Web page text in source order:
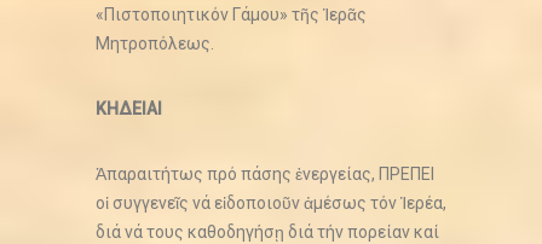
«Πιστοποιητικόν Γάμου» τῆς Ἱερᾶς
Μητροπόλεως.
ΚΗΔΕΙΑΙ
Ἀπαραιτήτως πρό πάσης ἐνεργείας, ΠΡΕΠΕΙ
οἱ συγγενεῖς νά εἰδοποιοῦν ἀμέσως τόν Ἱερέα,
διά νά τους καθοδηγήσῃ διά τήν πορείαν καί